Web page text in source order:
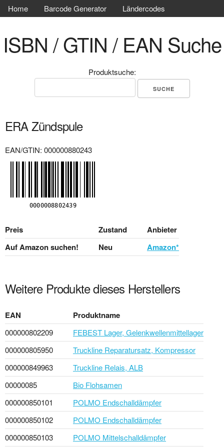
Home Barcode Generator Ländercodes
ISBN / GTIN / EAN Suche
Produktsuche:
ERA Zündspule
EAN/GTIN: 000000880243
Preis Zustand
Anbieter
Auf Amazon suchen!
Neu Amazon*
Weitere Produkte dieses Herstellers
EAN Produktname
000000802209
FEBEST Lager, Gelenkwellenmittellager
000000805950
Truckline Reparatursatz, Kompressor
000000849963
Truckline Relais, ALB
00000085
Bio Flohsamen
000000850101
POLMO Endschalldämpfer
000000850102
POLMO Endschalldämpfer
000000850103
POLMO Mittelschalldämpfer